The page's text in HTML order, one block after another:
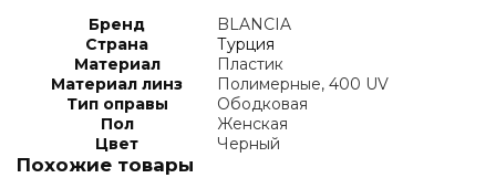
Бренд
BLANCIA
Страна
Турция
Материал
Пластик
Материал линз
Полимерные, 400 UV
Тип оправы
Ободковая
Пол
Женская
Цвет
Черный
Похожие товары